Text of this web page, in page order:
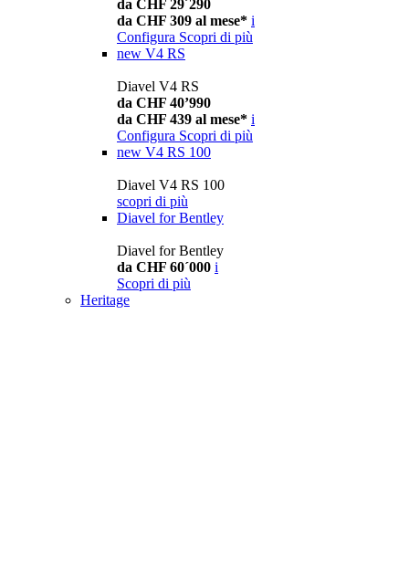
da CHF 29´290
da CHF 309 al mese* i
Configura Scopri di più
new V4 RS
Diavel V4 RS
da CHF 40’990
da CHF 439 al mese* i
Configura Scopri di più
new V4 RS 100
Diavel V4 RS 100
scopri di più
Diavel for Bentley
Diavel for Bentley
da CHF 60´000 i
Scopri di più
Heritage